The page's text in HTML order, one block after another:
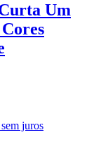
Um
sem juros